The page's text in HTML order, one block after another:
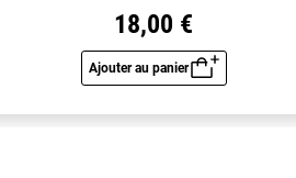
18,00 €
Ajouter au panier
Aperçu rapide